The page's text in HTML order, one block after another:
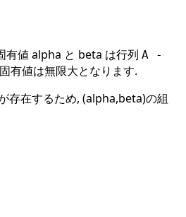
有値 alpha と beta は行列 A -
有値は無限大となります.
存在するため, (alpha,beta)の組